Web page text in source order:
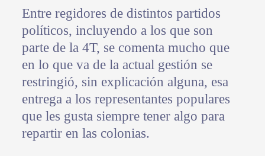
Entre regidores de distintos partidos
políticos, incluyendo a los que son
parte de la 4T, se comenta mucho que
en lo que va de la actual gestión se
restringió, sin explicación alguna, esa
entrega a los representantes populares
que les gusta siempre tener algo para
repartir en las colonias.